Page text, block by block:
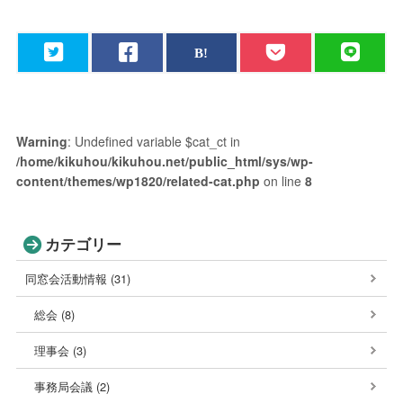
Warning: Undefined variable $cat_ct in
/home/kikuhou/kikuhou.net/public_html/sys/wp-
content/themes/wp1820/related-cat.php on line 8
カテゴリー
同窓会活動情報 (31)
総会 (8)
理事会 (3)
事務局会議 (2)